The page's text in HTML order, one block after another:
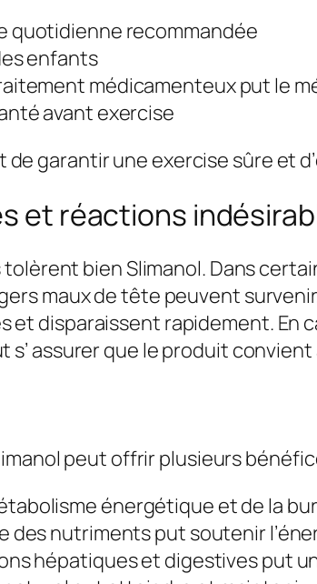
quotidienne recommandée
enfants
médicamenteux put le
avant exercise
garantir une exercise sûre et
et réactions
bien Slimanol. Dans
maux de tête peuvent
et disparaissent rapidement. En
assurer que le produit
peut offrir plusieurs
énergétique et de la
des nutriments put soutenir
hépatiques et digestives put